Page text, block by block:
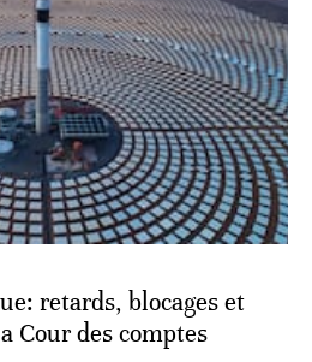
retards, blocages et
Cour des comptes